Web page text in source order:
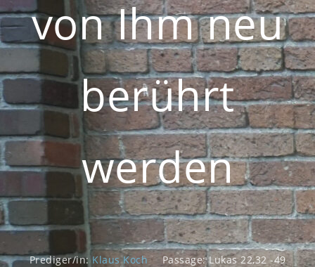
von Ihm neu
berührt
werden
Prediger/in: Klaus Koch Passage: Lukas 22,32 -49